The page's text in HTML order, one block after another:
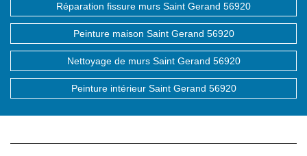
Réparation fissure murs Saint Gerand 56920
Peinture maison Saint Gerand 56920
Nettoyage de murs Saint Gerand 56920
Peinture intérieur Saint Gerand 56920